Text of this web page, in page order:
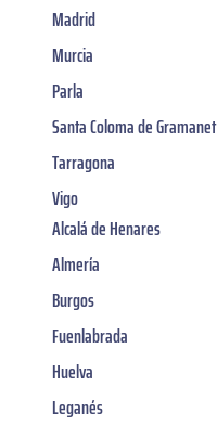
Madrid
Murcia
Parla
Santa Coloma de Gramanet
Tarragona
Vigo
Alcalá de Henares
Almería
Burgos
Fuenlabrada
Huelva
Leganés